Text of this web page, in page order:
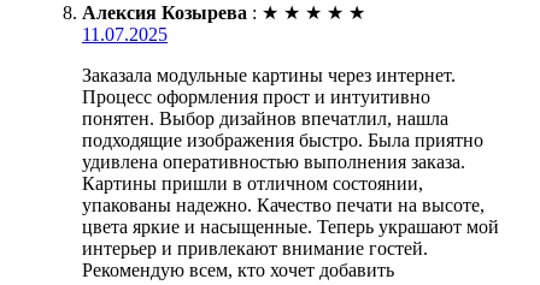
Алексия Козырева : ★ ★ ★ ★ ★
11.07.2025
Заказала модульные картины через интернет.
Процесс оформления прост и интуитивно
понятен. Выбор дизайнов впечатлил, нашла
подходящие изображения быстро. Была приятно
удивлена оперативностью выполнения заказа.
Картины пришли в отличном состоянии,
упакованы надежно. Качество печати на высоте,
цвета яркие и насыщенные. Теперь украшают мой
интерьер и привлекают внимание гостей.
Рекомендую всем, кто хочет добавить